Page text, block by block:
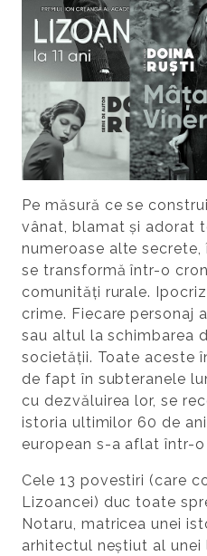
Pe măsură ce se
vânat, blamat și adorat
numeroase alte
se transformă într-o
comunități rurale.
crime. Fiecare personaj
sau altul la schimbarea
societății. Toate aceste
de fapt în subteranele
cu dezvăluirea lor, se
istoria ultimilor 60 de
european s-a aflat într-
Cele 13 povestiri (care
Lizoancei) duc toate
Notaru, matricea unei
arhitectul neștiut al unei